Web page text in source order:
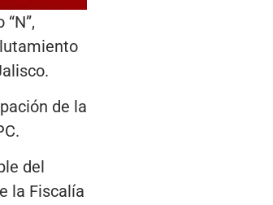
de la
del
la Fiscalía